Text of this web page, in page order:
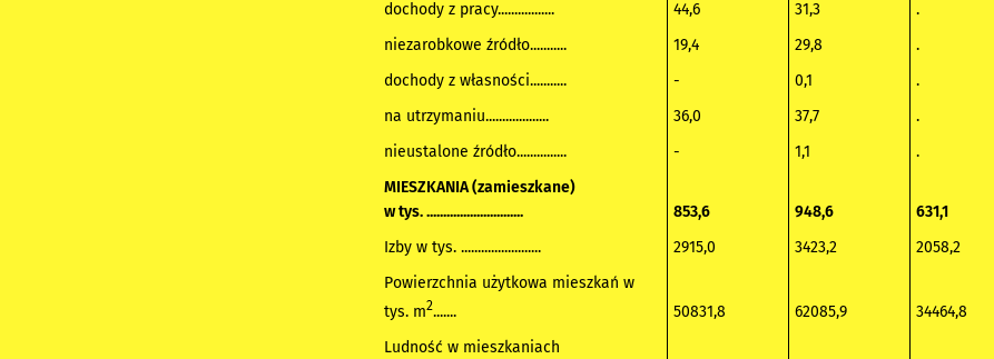
dochody z pracy.................
44,6 31,3 .
niezarobkowe źródło...........
19,4 29,8 .
dochody z własności...........
- 0,1 .
na utrzymaniu...................
36,0 37,7 .
nieustalone źródło...............
- 1,1 .
MIESZKANIA (zamieszkane)
w tys. .............................
853,6 948,6 631,1
Izby w tys. ........................
2915,0 3423,2 2058,2
Powierzchnia użytkowa mieszkań w
tys. m2....... 50831,8 62085,9 34464,8
Ludność w mieszkaniach